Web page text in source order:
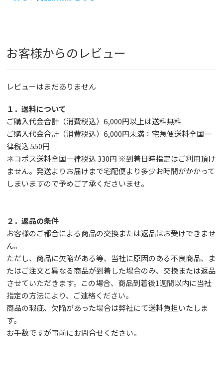
お客様からのレビュー
レビューはまだありません
１．送料について
ご購入代金合計（消費税込）6,000円以上は送料無料
ご購入代金合計（消費税込）6,000円未満：宅急便送料全国一
律税込 550円
ネコポス送料全国一律税込 330円 ※到着日時指定はご利用頂け
ません。発送よりお届けまで宅配便より多少お時間がかかって
しまいますので予めご了承くださいませ。
２．返品の条件
お客様のご都合による商品の交換または返品はお受けできませ
ん。
ただし、 商品に欠陥がある等、当社に原因のある不良商品、ま
たはご注文と異なる商品が到着した場合のみ、交換または返品
させていただきます。この場合、商品到着後1週間以内に当社
指定の方法により、ご連絡ください。
商品の瑕疵、欠陥があった場合は弊社にて送料負担いたしま
す。
お手数ですが事前にお問合せください。